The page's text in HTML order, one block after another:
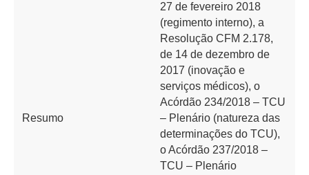
Resumo
27 de fevereiro 2018
(regimento interno), a
Resolução CFM 2.178,
de 14 de dezembro de
2017 (inovação e
serviços médicos), o
Acórdão 234/2018 – TCU
– Plenário (natureza das
determinações do TCU),
o Acórdão 237/2018 –
TCU – Plenário